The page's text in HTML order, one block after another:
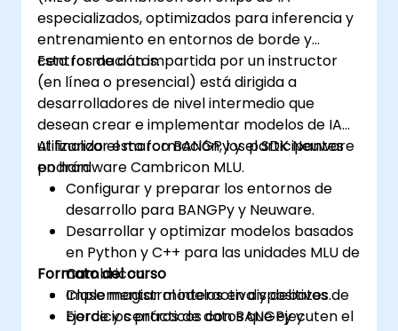
especializados, optimizados para inferencia y
entrenamiento en entornos de borde y
centros de datos.
Esta formación impartida por un instructor
(en línea o presencial) está dirigida a
desarrolladores de nivel intermedio que
desean crear e implementar modelos de IA
utilizando el marco BANGPy y el SDK Neuware
en hardware Cambricon MLU.
Al finalizar esta formación, los participantes
podrán:
Configurar y preparar los entornos de
desarrollo para BANGPy y Neuware.
Desarrollar y optimizar modelos basados
en Python y C++ para las unidades MLU de
Cambricon.
Implementar modelos en dispositivos de
borde y centros de datos que ejecuten el
Formato del curso
Clase magistral interactiva y debates.
Ejercicios prácticos con BANGPy y